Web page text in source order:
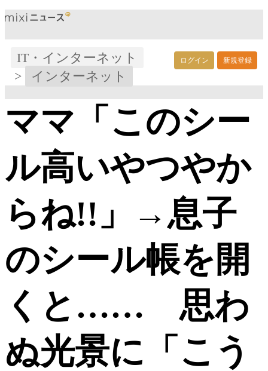
ログイン 新規登録
IT・インターネット
>
インターネット
ママ「このシー
ル高いやつやか
らね!!」→息子
のシール帳を開
くと…… 思わ
ぬ光景に「こう